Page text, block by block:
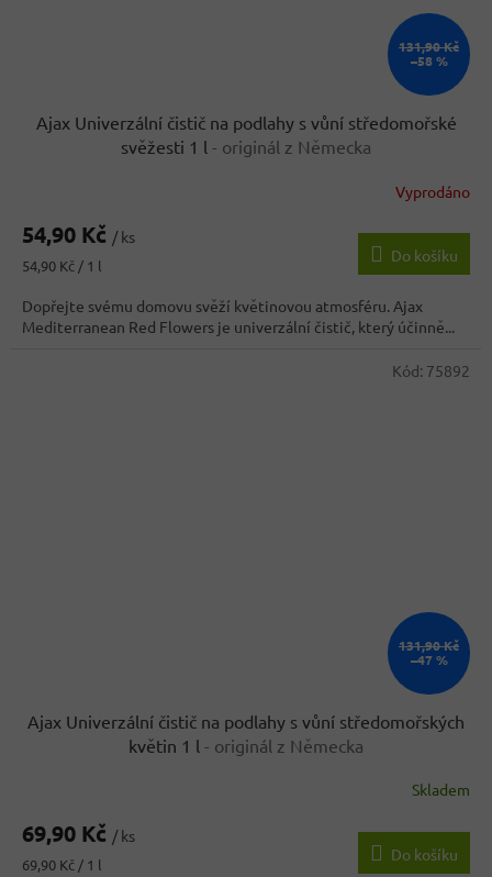
131,90 Kč
–58 %
Ajax Univerzální čistič na podlahy s vůní středomořské
svěžesti 1 l - originál z Německa
Vyprodáno
54,90 Kč / ks
Měrná
54,90 Kč / 1 l
Do košíku
Dopřejte svému domovu svěží květinovou atmosféru. Ajax
Mediterranean Red Flowers je univerzální čistič, který účinně...
131,90 Kč
–47 %
Ajax Univerzální čistič na podlahy s vůní středomořských
květin 1 l - originál z Německa
Skladem
69,90 Kč / ks
Měrná
69,90 Kč / 1 l
Do košíku
Kód: 75892